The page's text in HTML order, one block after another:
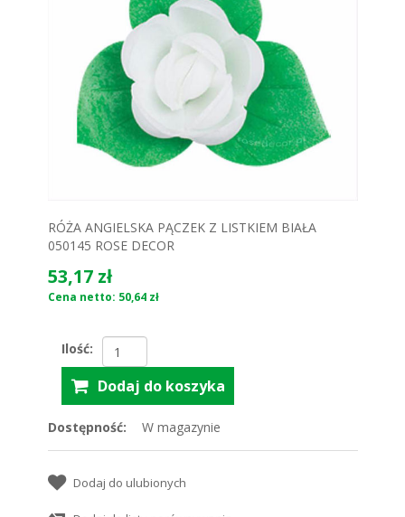
RÓŻA ANGIELSKA PĄCZEK Z LISTKIEM BIAŁA
050145 ROSE DECOR
53,17 zł
Cena netto: 50,64 zł
Ilość:
Dostępność: W magazynie